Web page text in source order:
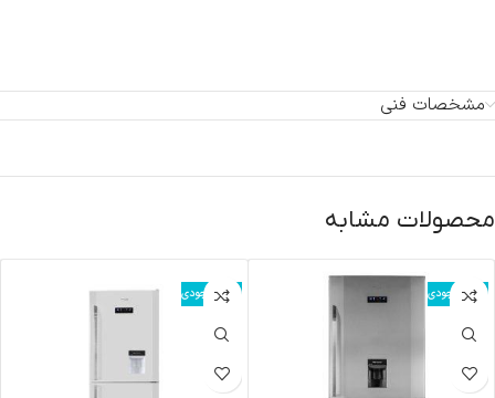
مشخصات فنی
محصولات مشابه
اتمام موجودی اتمام موجودی